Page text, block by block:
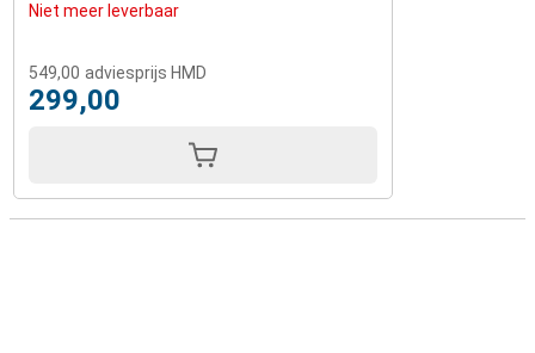
Niet meer leverbaar
549,00 adviesprijs HMD
299,00